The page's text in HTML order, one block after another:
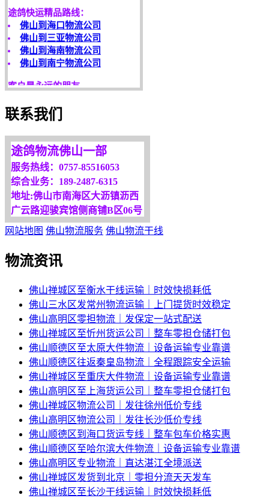
佛山到海口物流公司
佛山到三亚物流公司
佛山到海南物流公司
佛山到南宁物流公司
客户是永远的朋友，
服务是永恒的追求！
我们将竭诚为你服务！
联系我们
途鸽物流佛山一部
服务热线：0757-85516053
综合业务：189-2487-6315
地址:佛山市南海区大沥镇沥西
广云路迎骏宾馆侧商铺B区06号
网站地图 佛山物流服务 佛山物流干线
物流资讯
佛山禅城区至衡水干线运输｜时效快损耗低
佛山三水区发常州物流运输｜上门提货时效稳定
佛山高明区零担物流｜发保定一站式配送
佛山禅城区至忻州货运公司｜整车零担仓储打包
佛山顺德区至太原大件物流｜设备运输专业靠谱
佛山顺德区往返秦皇岛物流｜全程跟踪安全运输
佛山禅城区至重庆大件物流｜设备运输专业靠谱
佛山高明区至上海货运公司｜整车零担仓储打包
佛山禅城区物流公司｜发往徐州低价专线
佛山高明区物流公司｜发往长沙低价专线
佛山顺德区到海口货运专线｜整车包车价格实惠
佛山顺德区至哈尔滨大件物流｜设备运输专业靠谱
佛山高明区专业物流｜直达湛江全境派送
佛山禅城区发货到北京｜零担分流天天发车
佛山禅城区至长沙干线运输｜时效快损耗低